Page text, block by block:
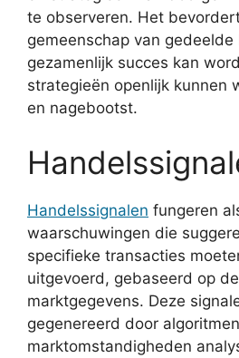
te observeren. Het
gemeenschap van
gezamenlijk succes kan
strategieën openlijk kunnen
en nagebootst.
Handelssignalen fungeren
waarschuwingen die
specifieke transacties
uitgevoerd, gebaseerd op
marktgegevens. Deze
gegenereerd door
marktomstandigheden